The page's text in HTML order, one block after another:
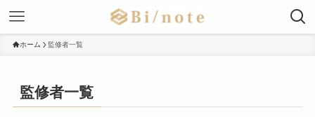
ホーム 監修者一覧
監修者一覧